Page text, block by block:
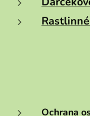
Ochrana